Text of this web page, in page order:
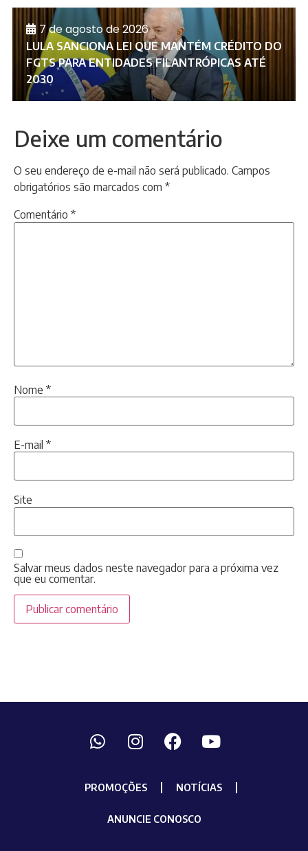
7 de agosto de 2026
LULA SANCIONA LEI QUE MANTÉM CRÉDITO DO
FGTS PARA ENTIDADES FILANTRÓPICAS ATÉ
2030
Deixe um comentário
O seu endereço de e-mail não será publicado. Campos
obrigatórios são marcados com *
Comentário *
Nome *
E-mail *
Site
Salvar meus dados neste navegador para a próxima vez
que eu comentar.
PROMOÇÕES NOTÍCIAS
ANUNCIE CONOSCO